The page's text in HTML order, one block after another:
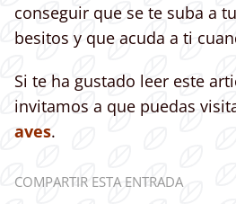
conseguir que se te suba a
besitos y que acuda a ti
Si te ha gustado leer este
invitamos a que puedas
aves.
COMPARTIR ESTA ENTRADA